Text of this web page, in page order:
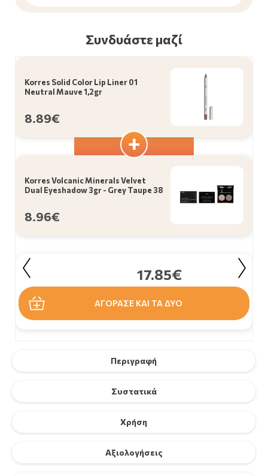
Περιγραφή
Συστατικά
Χρήση
Αξιολογήσεις
Συνδυάστε μαζί
Korres Solid Color Lip Liner 01
Neutral Mauve 1,2gr
8.89€
Korres Volcanic Minerals Velvet
Dual Eyeshadow 3gr - Grey Taupe 38
8.96€
17.85€
ΑΓΟΡΑΣΕ ΚΑΙ ΤΑ ΔΥΟ